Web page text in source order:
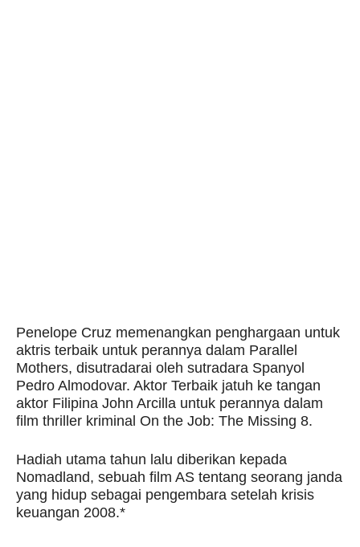
Penelope Cruz memenangkan penghargaan untuk
aktris terbaik untuk perannya dalam Parallel
Mothers, disutradarai oleh sutradara Spanyol
Pedro Almodovar. Aktor Terbaik jatuh ke tangan
aktor Filipina John Arcilla untuk perannya dalam
film thriller kriminal On the Job: The Missing 8.
Hadiah utama tahun lalu diberikan kepada
Nomadland, sebuah film AS tentang seorang janda
yang hidup sebagai pengembara setelah krisis
keuangan 2008.*